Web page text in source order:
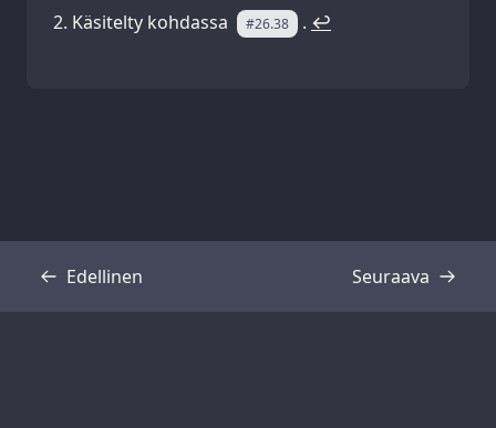
Käsitelty kohdassa #26.38 . ↩
Edellinen
Transkriptio Seuraava
Transkriptio